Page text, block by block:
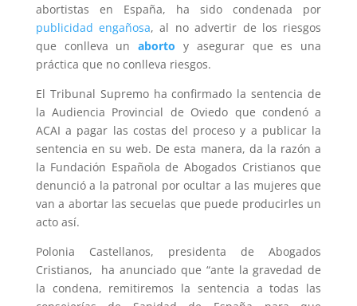
abortistas en España, ha sido condenada por
publicidad engañosa, al no advertir de los riesgos
que conlleva unaborto y asegurar que es una
práctica que no conlleva riesgos.
El Tribunal Supremo ha confirmado la sentencia de
la Audiencia Provincial de Oviedo que condenó a
ACAI a pagar las costas del proceso y a publicar la
sentencia en su web. De esta manera, da la razón a
la Fundación Española de Abogados Cristianos que
denunció a la patronal por ocultar a las mujeres que
van a abortar las secuelas que puede producirles un
acto así.
Polonia Castellanos, presidenta de Abogados
Cristianos, ha anunciado que “ante la gravedad de
la condena, remitiremos la sentencia a todas las